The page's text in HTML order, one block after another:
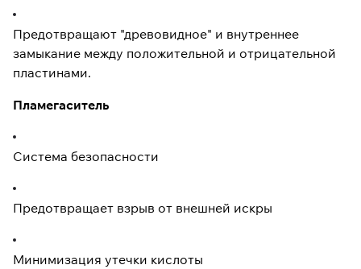
Предотвращают "древовидное" и внутреннее
замыкание между положительной и отрицательной
пластинами.
Пламегаситель
Система безопасности
Предотвращает взрыв от внешней искры
Минимизация утечки кислоты